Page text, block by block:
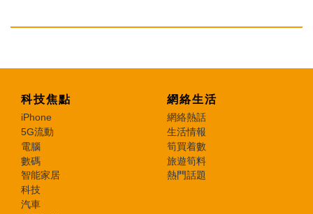
科技焦點
iPhone
5G流動
電腦
數碼
智能家居
科技
汽車
網絡生活
網絡熱話
生活情報
筍買着數
旅遊筍料
熱門話題